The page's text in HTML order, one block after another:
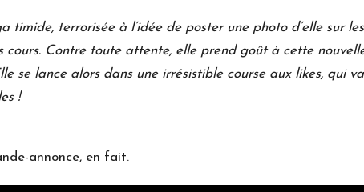
timide, terrorisée à l’idée de poster une photo d’elle sur
Contre toute attente, elle prend goût à cette
se lance alors dans une irrésistible course aux likes, qui
!
annonce, en fait.